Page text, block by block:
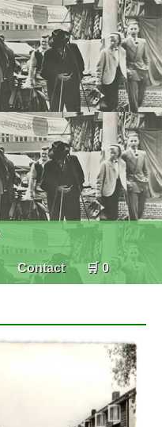
Contact 🛒 0